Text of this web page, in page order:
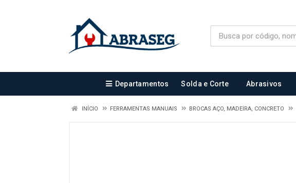
Departamentos Solda e Corte Abrasivos
INÍCIO FERRAMENTAS MANUAIS BROCAS AÇO, MADEIRA, CONCRETO